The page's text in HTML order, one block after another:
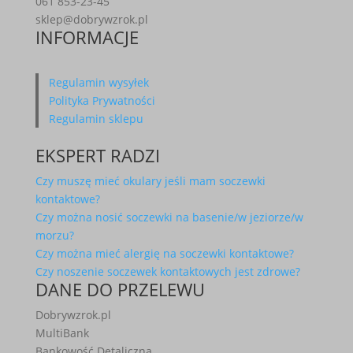
sklep@dobrywzrok.pl
INFORMACJE
Regulamin wysyłek
Polityka Prywatności
Regulamin sklepu
EKSPERT RADZI
Czy muszę mieć okulary jeśli mam soczewki
kontaktowe?
Czy można nosić soczewki na basenie/w jeziorze/w
morzu?
Czy można mieć alergię na soczewki kontaktowe?
Czy noszenie soczewek kontaktowych jest zdrowe?
DANE DO PRZELEWU
Dobrywzrok.pl
MultiBank